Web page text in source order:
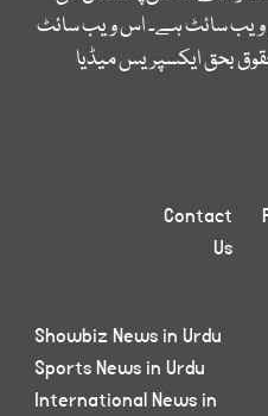
ویب سائٹ ہے۔ اس ویب سائٹ
بحق ایکسپریس میڈیا
Contact
Us
Showbiz News in Urdu
Sports News in Urdu
International News in